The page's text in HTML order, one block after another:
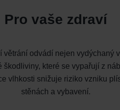
Pro vaše zdraví
větrání odvádí nejen vydýchaný
škodliviny, které se vypařují z
vlhkosti snižuje riziko vzniku
stěnách a vybavení.